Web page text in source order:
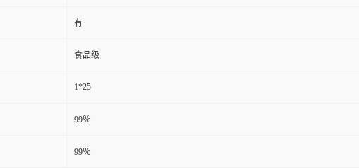
有
食品级
1*25
99％
99％